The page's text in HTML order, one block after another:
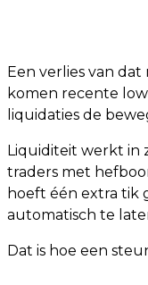
Een verlies van
komen recente
liquidaties de
Liquiditeit werkt in
traders met
hoeft één extra tik
automatisch te
Dat is hoe een